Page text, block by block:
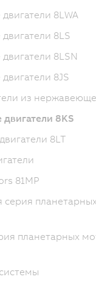
8LWA
8LS
8LSN
8JS
из
8KS
8LT
81MP
серия
планетарных